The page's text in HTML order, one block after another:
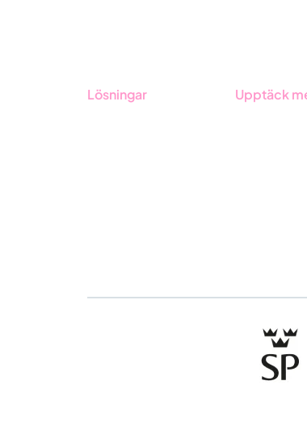
Lösningar Upptäck